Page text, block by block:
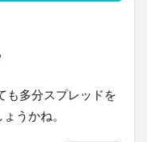
も多分スプレッドを
うかね。